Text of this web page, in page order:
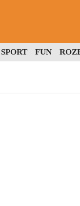
SPORT FUN